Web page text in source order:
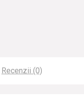
Recenzii (0)